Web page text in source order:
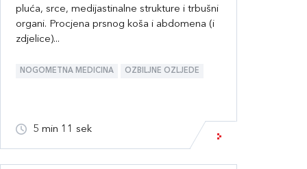
pluća, srce, medijastinalne strukture i trbušni
organi. Procjena prsnog koša i abdomena (i
zdjelice)...
NOGOMETNA MEDICINA OZBILJNE OZLJEDE
5 min 11 sek